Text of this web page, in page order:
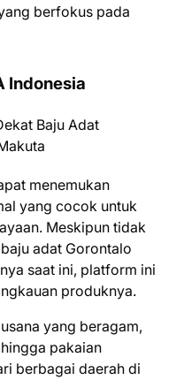
berfokus pada
Indonesia
menemukan
yang cocok untuk
Meskipun tidak
adat Gorontalo
saat ini, platform ini
produknya.
yang beragam,
pakaian
berbagai daerah di